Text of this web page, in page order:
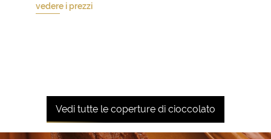
vedere i prezzi
Vedi tutte le coperture di cioccolato